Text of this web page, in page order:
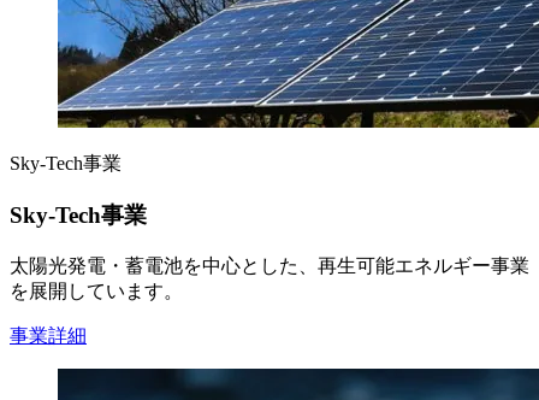
Sky-Tech事業
Sky-Tech事業
太陽光発電・蓄電池を中心とした、再生可能エネルギー事業
を展開しています。
事業詳細